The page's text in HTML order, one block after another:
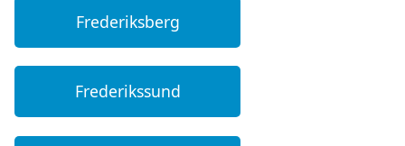
Frederiksberg
Frederikssund